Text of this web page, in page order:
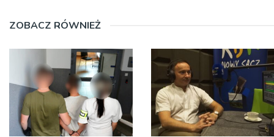
ZOBACZ RÓWNIEŻ